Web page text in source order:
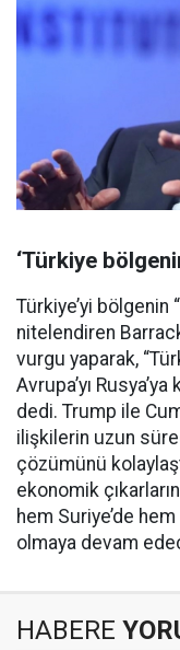
‘Türkiye
Türkiye’yi bölgenin
nitelendiren
vurgu yaparak,
Avrupa’yı
dedi. Trump ile
ilişkilerin uzun
çözümünü
ekonomik
hem Suriye’de
olmaya devam
HABERE